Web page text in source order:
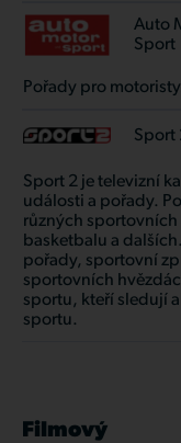
Auto
Sport
Pořady pro
Sport
Sport 2 je televizní
události a pořady.
různých
basketbalu a
pořady, sportovní
sportovních
sportu, kteří sledují
sportu.
Filmový